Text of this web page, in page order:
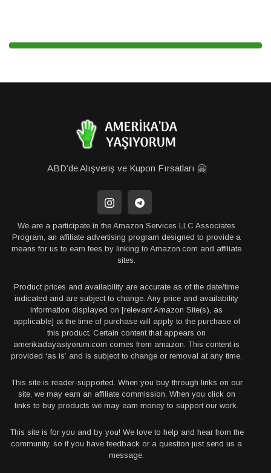
ABD’de Alışveriş ve Kupon Fırsatları 🤗
We are a participate in the Amazon Services LLC Associates
Program, an affiliate advertising program designed to provide a
means for us to earn fees by linking to Amazon.com and affiliate
sites.
Product prices and availability are accurate as of the date/time
indicated and are subject to change. Any price and availability
information displayed on [relevant Amazon Site(s), as
applicable] at the time of purchase will apply to the purchase of
this product. Certain content that appears on
amerikadayasiyorum.com comes from amazon. This content is
provided ‘as is’ and is subject to change or removal at any time.
This site is reader-supported. When you buy through links on our
site, we may earn an affiliate commission. When you click on
links to buy products we may earn money to support our work.
This site is for you and by you! We love to help and hear from the
community, so if you have feedback or a question just send us a
message.